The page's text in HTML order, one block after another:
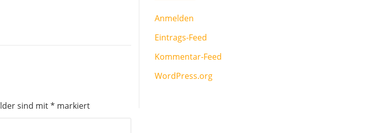
sind mit* markiert
Anmelden
Eintrags-Feed
Kommentar-Feed
WordPress.org